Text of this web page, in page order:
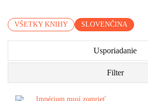
VŠETKY KNIHY SLOVENČINA
Usporiadanie
Filter